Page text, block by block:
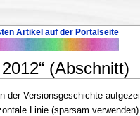
Artikel auf der Portalseite
(Abschnitt)
der Versionsgeschichte